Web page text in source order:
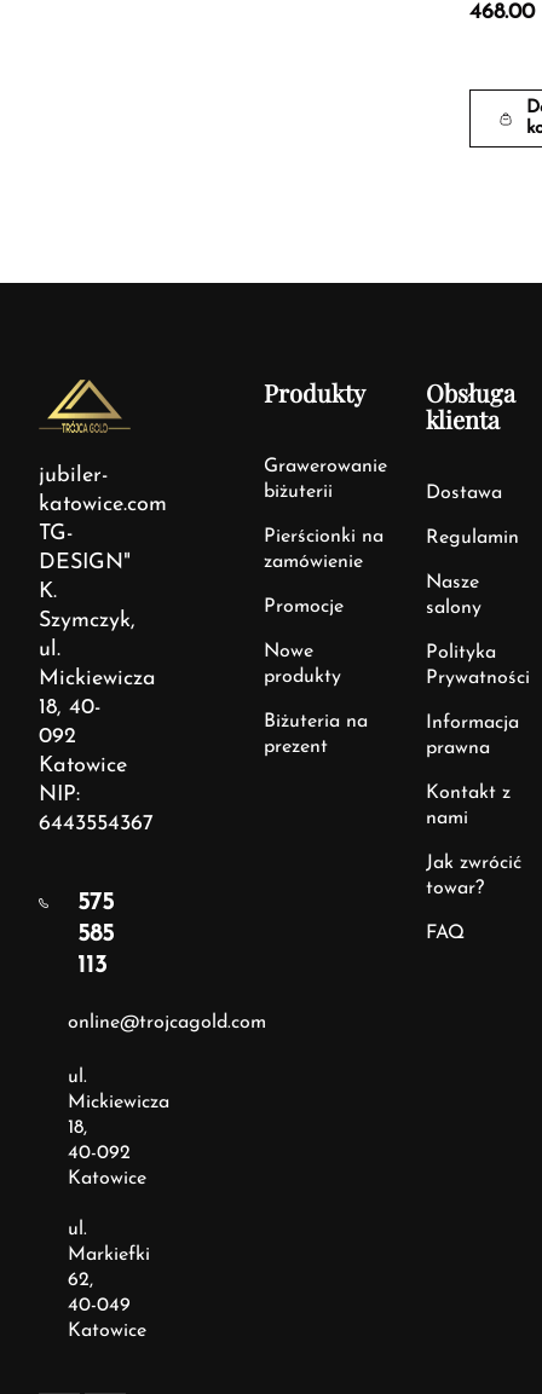
468.00
jubiler-
katowice.com
TG-
DESIGN"
K.
Szymczyk,
ul.
Mickiewicza
18, 40-
092
Katowice
NIP:
6443554367
575
585
113
online@trojcagold.com
ul.
Mickiewicza
18,
40-092
Katowice
ul.
Markiefki
62,
40-049
Katowice
Produkty
Grawerowanie
biżuterii
Pierścionki na
zamówienie
Promocje
Nowe
produkty
Biżuteria na
prezent
Obsługa
klienta
Dostawa
Regulamin
Nasze
salony
Polityka
Prywatności
Informacja
prawna
Kontakt z
nami
Jak zwrócić
towar?
FAQ